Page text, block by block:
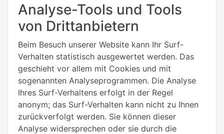
Analyse-Tools und Tools
von Drittanbietern
Beim Besuch unserer Website kann Ihr Surf-
Verhalten statistisch ausgewertet werden. Das
geschieht vor allem mit Cookies und mit
sogenannten Analyseprogrammen. Die Analyse
Ihres Surf-Verhaltens erfolgt in der Regel
anonym; das Surf-Verhalten kann nicht zu Ihnen
zurückverfolgt werden. Sie können dieser
Analyse widersprechen oder sie durch die